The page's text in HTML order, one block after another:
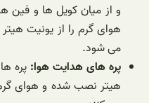
و از میان کویل ها و فین
هوای گرم را از یونیت
می شود.
پره های هدایت هوا: پره
هیتر نصب شده و هوای